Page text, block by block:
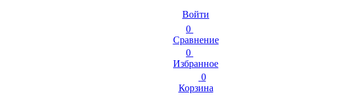
Войти
0
Сравнение
0
Избранное
0
Корзина